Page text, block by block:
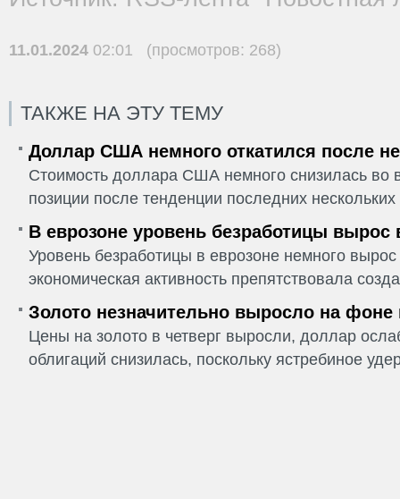
11.01.2024 02:01 (просмотров: 268)
ТАКЖЕ НА ЭТУ ТЕМУ
Доллар США немного откатился после
Стоимость доллара США немного снизилась во
позиции после тенденции последних
В еврозоне уровень безработицы вырос
Уровень безработицы в еврозоне немного
экономическая активность препятствовала
Золото незначительно выросло на фоне
Цены на золото в четверг выросли, доллар
облигаций снизилась, поскольку ястребиное